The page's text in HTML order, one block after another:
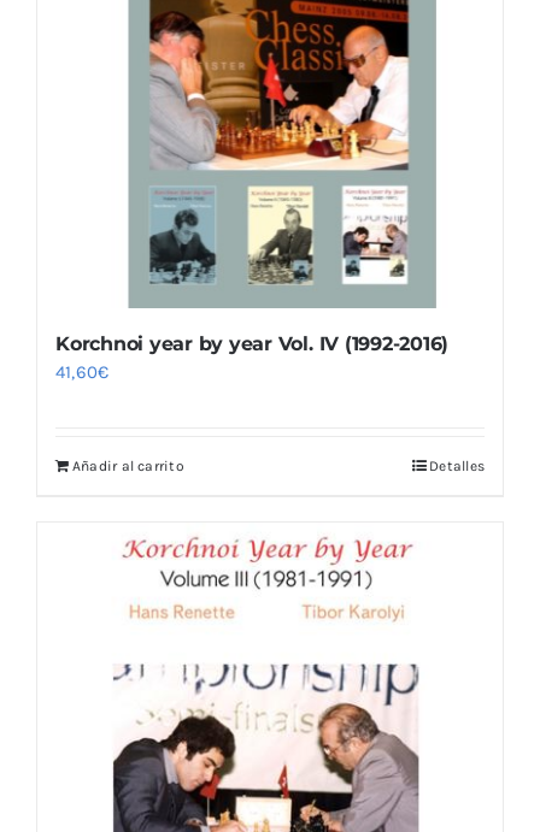
Korchnoi year by year Vol. IV (1992-2016)
41,60€
Añadir al carrito Detalles